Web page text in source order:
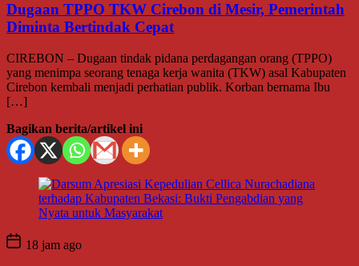
Dugaan TPPO TKW Cirebon di Mesir, Pemerintah
Diminta Bertindak Cepat
CIREBON – Dugaan tindak pidana perdagangan orang (TPPO)
yang menimpa seorang tenaga kerja wanita (TKW) asal Kabupaten
Cirebon kembali menjadi perhatian publik. Korban bernama Ibu
[…]
Bagikan berita/artikel ini
18 jam ago